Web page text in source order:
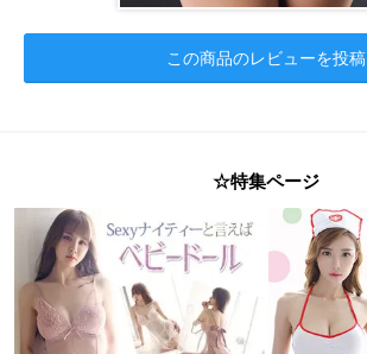
この商品のレビューを投稿
☆特集ページ